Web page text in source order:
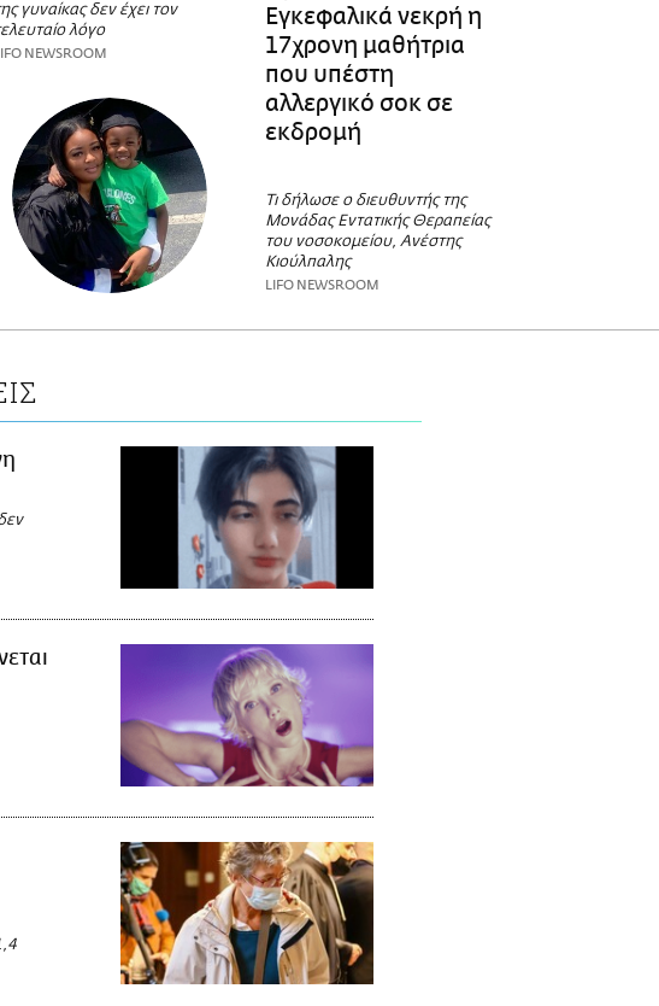
γυναίκας δεν έχει τον
λόγο
NEWSROOM
Εγκεφαλικά νεκρή η
17χρονη μαθήτρια
που υπέστη
αλλεργικό σοκ σε
εκδρομή
Τι δήλωσε ο διευθυντής της
Μονάδας Εντατικής Θεραπείας
του νοσοκομείου, Ανέστης
Κιούλπαλης
LIFO NEWSROOM